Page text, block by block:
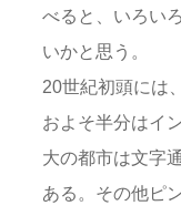
べると、いろい
いかと思う。
20世紀初頭には
およそ半分はイ
大の都市は文字
ある。その他ピ